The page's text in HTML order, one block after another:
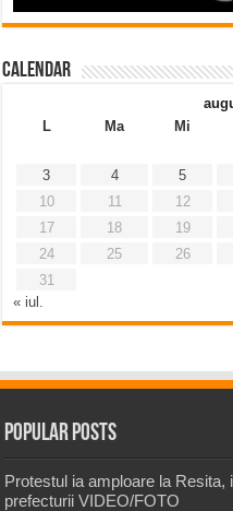
Calendar
L
Ma Mi
3
4 5
10
11 12
17
18 19
24
25 26
31
« iul.
Popular Posts
Protestul ia amploare la Resita,
prefecturii VIDEO/FOTO